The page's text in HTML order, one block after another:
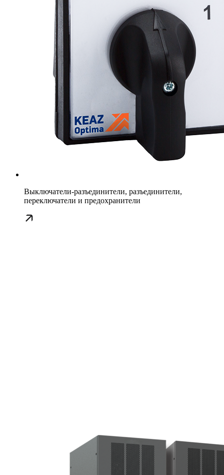
Выключатели-разъединители, разъединители,
переключатели и предохранители